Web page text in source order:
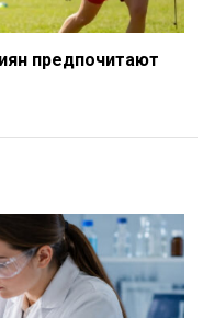
предпочитают